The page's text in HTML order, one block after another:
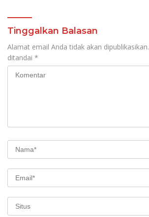
Tinggalkan Balasan
Alamat email Anda tidak akan dipublikasikan.
ditandai *